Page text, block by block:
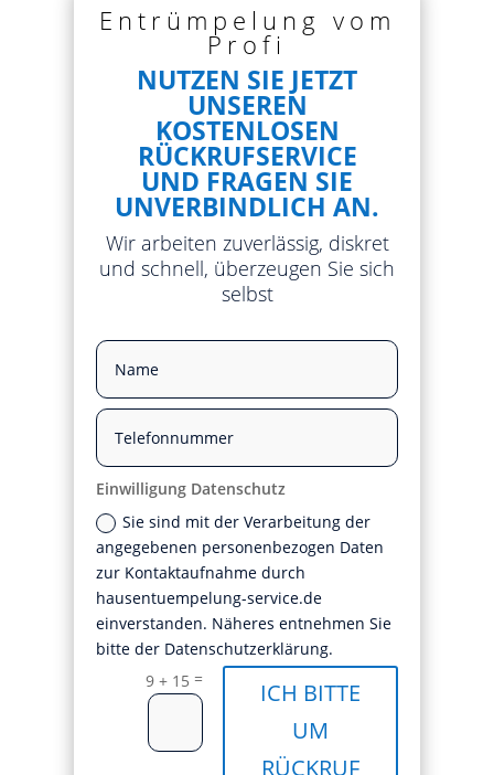
Entrümpelung vom
Profi
NUTZEN SIE JETZT
UNSEREN
KOSTENLOSEN
RÜCKRUFSERVICE
UND FRAGEN SIE
UNVERBINDLICH AN.
Wir arbeiten zuverlässig, diskret
und schnell, überzeugen Sie sich
selbst
Einwilligung Datenschutz
Sie sind mit der Verarbeitung der
angegebenen personenbezogen Daten
zur Kontaktaufnahme durch
hausentuempelung-service.de
einverstanden. Näheres entnehmen Sie
bitte der Datenschutzerklärung.
9 + 15 =
ICH BITTE
UM
RÜCKRUF